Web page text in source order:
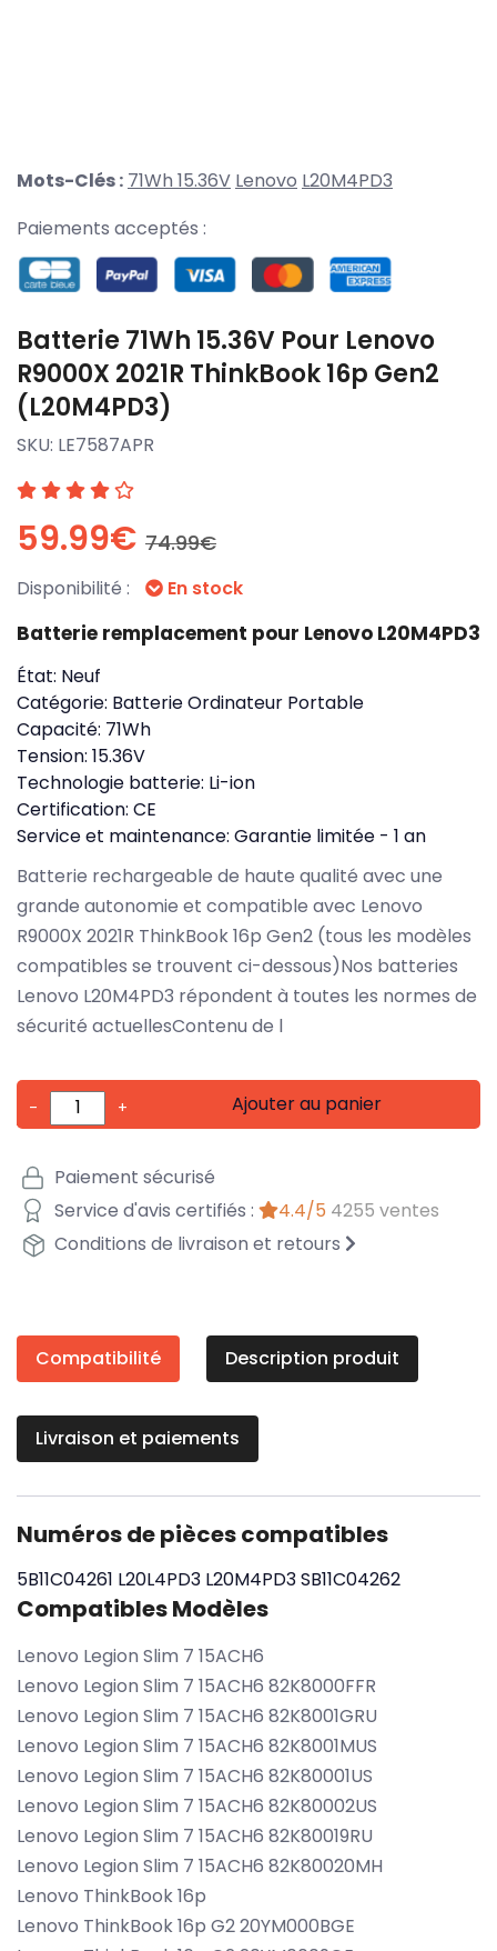
Mots-Clés : 71Wh 15.36V Lenovo L20M4PD3
Paiements acceptés :
Batterie 71Wh 15.36V Pour Lenovo
R9000X 2021R ThinkBook 16p Gen2
(L20M4PD3)
SKU: LE7587APR
59.99€ 74.99€
Disponibilité : En stock
Batterie remplacement pour Lenovo L20M4PD3
État: Neuf
Catégorie: Batterie Ordinateur Portable
Capacité: 71Wh
Tension: 15.36V
Technologie batterie: Li-ion
Certification: CE
Service et maintenance: Garantie limitée - 1 an
Batterie rechargeable de haute qualité avec une
grande autonomie et compatible avec Lenovo
R9000X 2021R ThinkBook 16p Gen2 (tous les modèles
compatibles se trouvent ci-dessous)Nos batteries
Lenovo L20M4PD3 répondent à toutes les normes de
sécurité actuellesContenu de l
- + Ajouter au panier
Paiement sécurisé
Service d'avis certifiés :
4.4/5 4255 ventes
Conditions de livraison et retours
Compatibilité Description produit
Livraison et paiements
Numéros de pièces compatibles
5B11C04261 L20L4PD3 L20M4PD3SB11C04262
Compatibles Modèles
Lenovo Legion Slim 7 15ACH6
Lenovo Legion Slim 7 15ACH6 82K8000FFR
Lenovo Legion Slim 7 15ACH6 82K8001GRU
Lenovo Legion Slim 7 15ACH6 82K8001MUS
Lenovo Legion Slim 7 15ACH6 82K80001US
Lenovo Legion Slim 7 15ACH6 82K80002US
Lenovo Legion Slim 7 15ACH6 82K80019RU
Lenovo Legion Slim 7 15ACH6 82K80020MH
Lenovo ThinkBook 16p
Lenovo ThinkBook 16p G2 20YM000BGE